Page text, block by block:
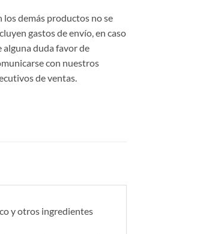
los demás productos no se
gastos de envío, en caso
alguna duda favor de
con nuestros
de ventas.
y otros ingredientes